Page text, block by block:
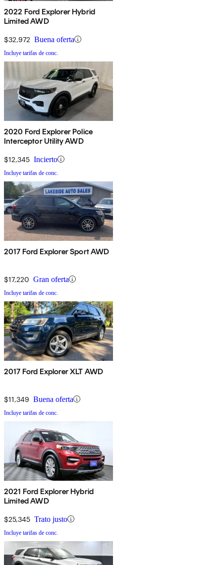
2022 Ford Explorer Hybrid
Limited AWD
$32,972 Buena oferta
Incluye tarifas de conc.
2020 Ford Explorer Police
Interceptor Utility AWD
$12,345 Incierto
Incluye tarifas de conc.
2017 Ford Explorer Sport AWD
$17,220 Gran oferta
Incluye tarifas de conc.
2017 Ford Explorer XLT AWD
$11,349 Buena oferta
Incluye tarifas de conc.
2021 Ford Explorer Hybrid
Limited AWD
$25,345 Trato justo
Incluye tarifas de conc.